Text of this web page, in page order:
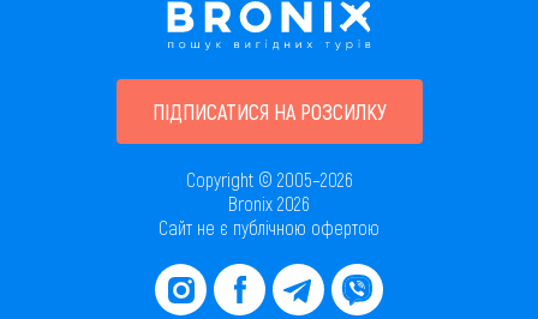
ПІДПИСАТИСЯ НА РОЗСИЛКУ
Copyright © 2005–2026
Bronix 2026
Сайт не є публічною офертою